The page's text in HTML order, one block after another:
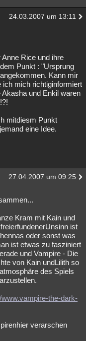
24.03.2007 um 13:11
Rice und ihre
Punkt : "Ursprung
Kann mir
ich mich richtiginformiert
und Enkil waren
mitdiesm Punkt
eine Idee.
27.04.2007 um 09:25
Kram mit Kain und
ist
oder sonst was
ist etwas zu fasziniert
und Vampire - Die
von Kain undLilith so
des Spiels
www.vampire-the-dark-
verarschen